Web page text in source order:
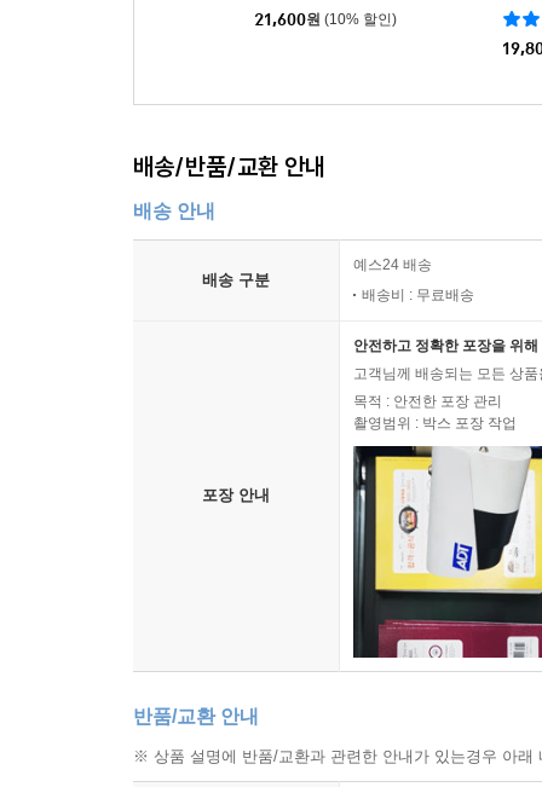
21,600원 (10% 할인)
배송/반품/교환 안내
배송 안내
배송 구분
예스24 배송
배송비 : 무료배송
포장 안내
안전하고 정확한 포장을 위
고객님께 배송되는 모든 상
목적 : 안전한 포장 관리
촬영범위 : 박스 포장 작업
반품/교환 안내
※ 상품 설명에 반품/교환과 관련한 안내가 있는경우 아